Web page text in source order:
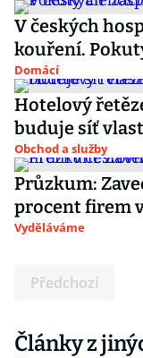
V českých
kouření.
Domácí
Hotelový
buduje síť
Obchod a služby
Průzkum:
procent firem
Vyděláváme
Předchozí
Články z